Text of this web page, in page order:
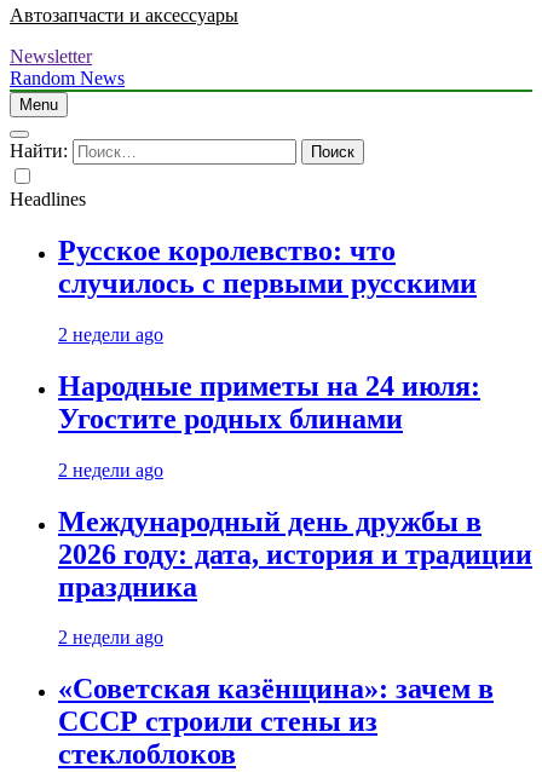
Автозапчасти и аксессуары
Newsletter
Random News
Menu
Найти:
Headlines
Русское королевство: что
случилось с первыми русскими
2 недели ago
Народные приметы на 24 июля:
Угостите родных блинами
2 недели ago
Международный день дружбы в
2026 году: дата, история и традиции
праздника
2 недели ago
«Советская казёнщина»: зачем в
СССР строили стены из
стеклоблоков